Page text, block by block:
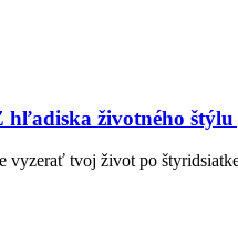
hľadiska životného
vyzerať tvoj život po